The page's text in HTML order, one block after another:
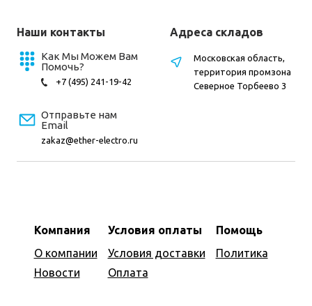
Наши контакты
Как Мы Можем Вам
Помочь?
+7 (495) 241-19-42
Отправьте нам
Email
zakaz@ether-electro.ru
Компания
О компании
Новости
Условия оплаты
Условия доставки
Оплата
Помощь
Политика
Адреса складов
Московская область,
территория промзона
Северное Торбеево 3